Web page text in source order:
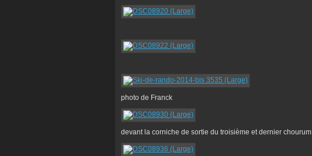
photo de Franck
devant la corniche de sortie du troisième et dernier chourum